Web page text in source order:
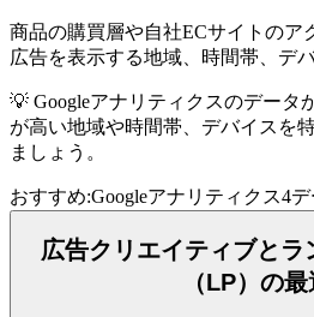
商品の購買層や自社ECサイトのア
広告を表示する地域、時間帯、デ
💡 Googleアナリティクスのデータ
が高い地域や時間帯、デバイスを
ましょう。
おすすめ:Googleアナリティクス4
広告クリエイティブと
（LP）の